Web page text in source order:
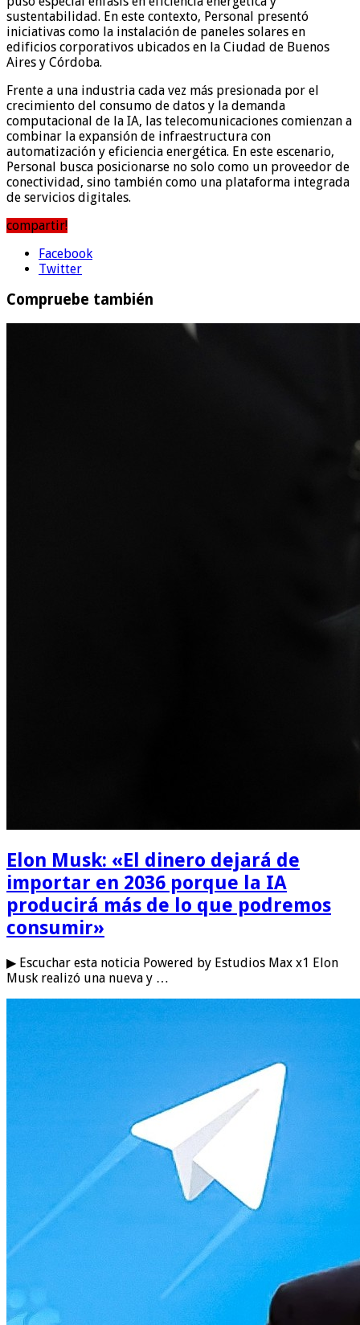
sustentabilidad. En este contexto, Personal presentó
iniciativas como la instalación de paneles solares en
edificios corporativos ubicados en la Ciudad de Buenos
Aires y Córdoba.
Frente a una industria cada vez más presionada por el
crecimiento del consumo de datos y la demanda
computacional de la IA, las telecomunicaciones comienzan a
combinar la expansión de infraestructura con
automatización y eficiencia energética. En este escenario,
Personal busca posicionarse no solo como un proveedor de
conectividad, sino también como una plataforma integrada
de servicios digitales.
compartir!
Facebook
Twitter
Compruebe también
Elon Musk: «El dinero dejará de
importar en 2036 porque la IA
producirá más de lo que podremos
consumir»
▶ Escuchar esta noticia Powered by Estudios Max x1 Elon
Musk realizó una nueva y …